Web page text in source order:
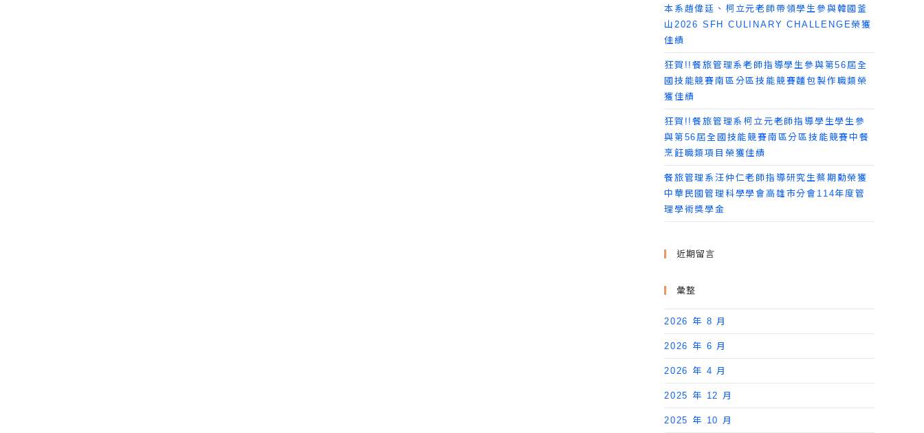
本系趙偉廷、柯立元老師帶領學生參與韓國釜
山2026 SFH CULINARY CHALLENGE榮獲
佳績
狂賀!!餐旅管理系老師指導學生參與第56屆全
國技能競賽南區分區技能競賽麵包製作職類榮
獲佳績
狂賀!!餐旅管理系柯立元老師指導學生學生參
與第56屆全國技能競賽南區分區技能競賽中餐
烹飪職類項目榮獲佳績
餐旅管理系汪仲仁老師指導研究生蔡期勳榮獲
中華民國管理科學學會高雄市分會114年度管
理學術獎學金
近期留言
彙整
2026 年 8 月
2026 年 6 月
2026 年 4 月
2025 年 12 月
2025 年 10 月